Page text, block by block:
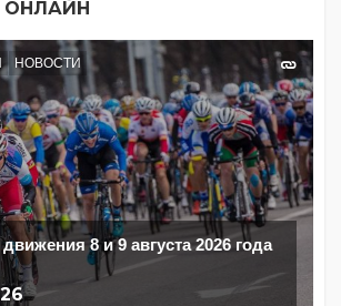
НОВОСТИ
8 и 9 августа 2026 года